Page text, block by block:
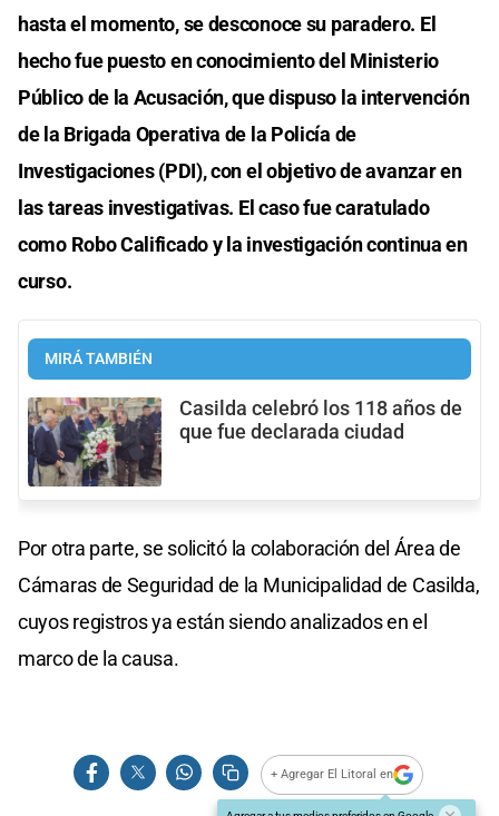
hasta el momento, se desconoce su paradero. El
hecho fue puesto en conocimiento del Ministerio
Público de la Acusación, que dispuso la intervención
de la Brigada Operativa de la Policía de
Investigaciones (PDI), con el objetivo de avanzar en
las tareas investigativas. El caso fue caratulado
como Robo Calificado y la investigación continua en
curso.
MIRÁ TAMBIÉN
Casilda celebró los 118 años de
que fue declarada ciudad
Por otra parte, se solicitó la colaboración del Área de
Cámaras de Seguridad de la Municipalidad de Casilda,
cuyos registros ya están siendo analizados en el
marco de la causa.
+ Agregar El Litoral en